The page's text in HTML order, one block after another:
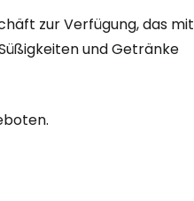
zur Verfügung, das mit
und Getränke